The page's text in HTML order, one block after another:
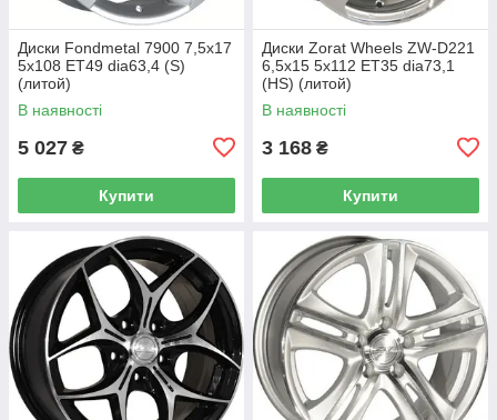
Диски Fondmetal 7900 7,5x17
5x108 ET49 dia63,4 (S)
(литой)
В наявності
5 027 ₴
Купити
Диски Zorat Wheels ZW-D221
6,5x15 5x112 ET35 dia73,1
(HS) (литой)
В наявності
3 168 ₴
Купити